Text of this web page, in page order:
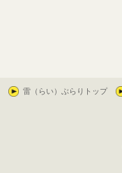
雷（らい）ぶらりトップ